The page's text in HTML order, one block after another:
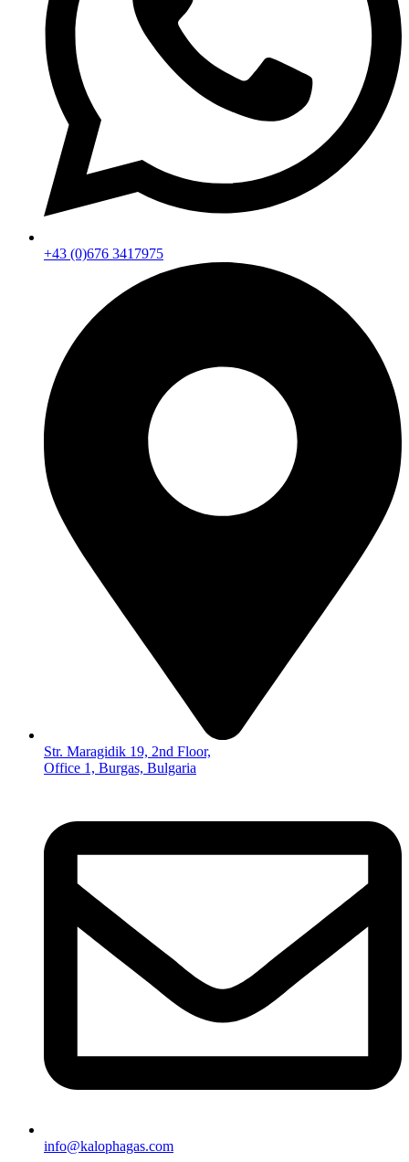
+43 (0)676 3417975
Str. Maragidik 19, 2nd Floor,
Office 1, Burgas, Bulgaria
info@kalophagas.com